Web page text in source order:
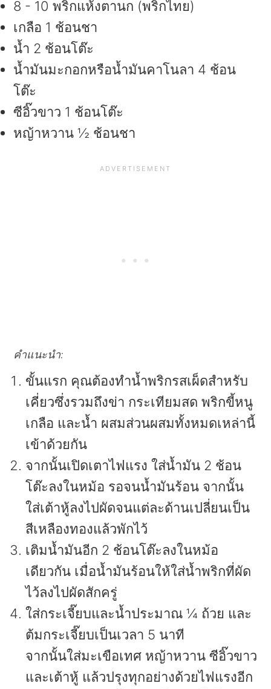
8 - 10 พริกแห้งตานก (พริกไทย)
เกลือ 1 ช้อนชา
น้ำ 2 ช้อนโต๊ะ
น้ำมันมะกอกหรือน้ำมันคาโนลา 4 ช้อน
โต๊ะ
ซีอิ๊วขาว 1 ช้อนโต๊ะ
หญ้าหวาน ½ ช้อนชา
คำแนะนำ:
ขั้นแรก คุณต้องทำน้ำพริกรสเผ็ดสำหรับ
เคี่ยวซึ่งรวมถึงข่า กระเทียมสด พริกขี้หนู
เกลือ และน้ำ ผสมส่วนผสมทั้งหมดเหล่านี้
เข้าด้วยกัน
จากนั้นเปิดเตาไฟแรง ใส่น้ำมัน 2 ช้อน
โต๊ะลงในหม้อ รอจนน้ำมันร้อน จากนั้น
ใส่เต้าหู้ลงไปผัดจนแต่ละด้านเปลี่ยนเป็น
สีเหลืองทองแล้วพักไว้
เติมน้ำมันอีก 2 ช้อนโต๊ะลงในหม้อ
เดียวกัน เมื่อน้ำมันร้อนให้ใส่น้ำพริกที่ผัด
ไว้ลงไปผัดสักครู่
ใส่กระเจี๊ยบและน้ำประมาณ ¼ ถ้วย และ
ต้มกระเจี๊ยบเป็นเวลา 5 นาที
จากนั้นใส่มะเขือเทศ หญ้าหวาน ซีอิ๊วขาว
และเต้าหู้ แล้วปรุงทุกอย่างด้วยไฟแรงอีก